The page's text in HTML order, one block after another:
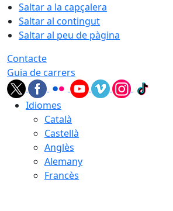
Saltar a la capçalera
Saltar al contingut
Saltar al peu de pàgina
Contacte
Guia de carrers
Idiomes
Català
Castellà
Anglès
Alemany
Francès